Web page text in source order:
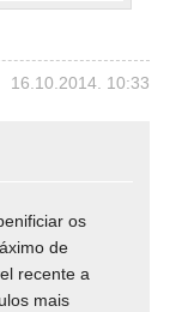
16.10.2014. 10:33
os
de
recente a
mais